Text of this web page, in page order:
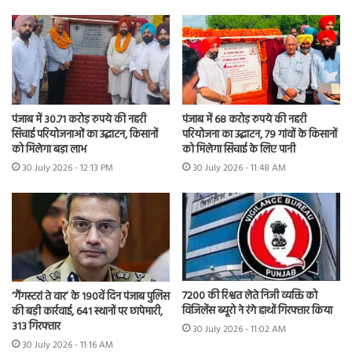
पंजाब में 30.71 करोड़ रुपये की नहरी
सिंचाई परियोजनाओं का उद्घाटन, किसानों
को मिलेगा बड़ा लाभ
30 July 2026 - 12:13 PM
पंजाब में 68 करोड़ रुपये की नहरी
परियोजना का उद्घाटन, 79 गांवों के किसानों
को मिलेगा सिंचाई के लिए पानी
30 July 2026 - 11:48 AM
‘गैंगस्टरां ते वार’ के 190वें दिन पंजाब पुलिस
की बड़ी कार्रवाई, 641 स्थानों पर छापेमारी,
313 गिरफ्तार
30 July 2026 - 11:16 AM
7200 की रिश्वत लेते निजी व्यक्ति को
विजिलेंस ब्यूरो ने रंगे हाथों गिरफ्तार किया
30 July 2026 - 11:02 AM